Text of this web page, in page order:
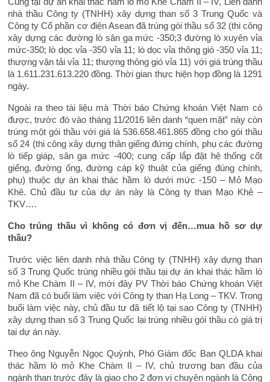
nhà thầu Công ty (TNHH) xây dựng than số 3 Trung Quốc và
Công ty Cổ phần cơ điện Asean đã trúng gói thầu số 32 (thi công
xây dựng các đường lò sân ga mức -350;3 đường lò xuyên vỉa
mức-350; lò dọc vỉa -350 vỉa 11; lò dọc vỉa thông gió -350 vỉa 11;
thượng vận tải vỉa 11; thượng thông gió vỉa 11) với giá trúng thầu
là 1.611.231.613.220 đồng. Thời gian thực hiện hợp đồng là 1291
ngày.
Ngoài ra theo tài liệu mà Thời báo Chứng khoán Việt Nam có
được, trước đó vào tháng 11/2016 liên danh “quen mặt” này còn
trúng một gói thầu với giá là 536.658.461.865 đồng cho gói thầu
số 24 (thi công xây dựng thân giếng đứng chính, phụ các đường
lò tiếp giáp, sân ga mức -400; cung cấp lắp đặt hệ thống cốt
giếng, đường ống, đường cáp kỹ thuật của giếng đúng chính,
phụ) thuộc dự án khai thác hầm lò dưới mức -150 – Mỏ Mạo
Khê. Chủ đầu tư của dự án này là Công ty than Mạo Khê –
TKV….
Cho trúng thầu vì không có đơn vị đến…mua hồ sơ dự
thầu?
Trước việc liên danh nhà thầu Công ty (TNHH) xây dựng than
số 3 Trung Quốc trúng nhiều gói thầu tại dự án khai thác hầm lò
mỏ Khe Chàm II – IV, mới đây PV Thời báo Chứng khoán Việt
Nam đã có buổi làm việc với Công ty than Hạ Long – TKV. Trong
buổi làm việc này, chủ đầu tư đã tiết lộ tại sao Công ty (TNHH)
xây dựng than số 3 Trung Quốc lại trúng nhiều gói thầu có giá trị
tại dự án này.
Theo ông Nguyễn Ngọc Quỳnh, Phó Giám đốc Ban QLDA khai
thác hầm lò mỏ Khe Chàm II – IV, chủ trương ban đầu của
ngành than trước đây là giao cho 2 đơn vị chuyên ngành là Công